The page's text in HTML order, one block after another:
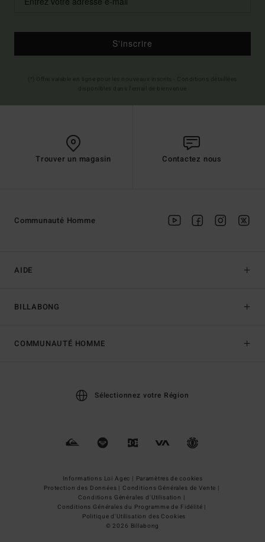
S'inscrire
Trouver un magasin Contactez nous
AIDE
BILLABONG
Communauté Homme
COMMUNAUTÉ HOMME
Sélectionnez votre Région
Informations Loi Agec | Paramètres de cookies
Protection des Données | Conditions Générales de Vente |
Conditions Générales d'Utilisation |
Conditions Générales du Programme de Fidélité |
Politique d'Utilisation des Cookies
© 2026 Billabong